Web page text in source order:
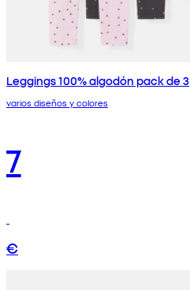
Leggings 100% algodón pack de 3
varios diseños y colores
7
€